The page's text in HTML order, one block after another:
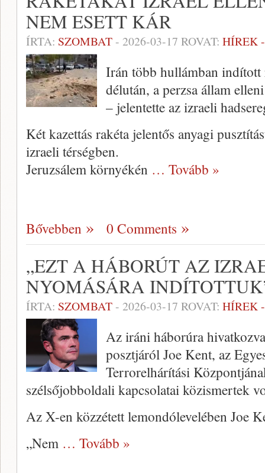
NEM ESETT KÁR
ÍRTA: SZOMBAT- 2026-03-17 ROVAT: HÍREK
Irán több hullámban indított
délután, a perzsa állam
– jelentette az izraeli
Két kazettás rakéta jelentős anyagi
izraeli térségben.
Jeruzsálem környékén … Tovább »
Bővebben 0 Comments
„EZT A HÁBORÚT AZ
NYOMÁSÁRA
ÍRTA: SZOMBAT- 2026-03-17 ROVAT: HÍREK
Az iráni háborúra
posztjáról Joe Kent, az
Terrorelhárítási
szélsőjobboldali kapcsolatai közismertek
Az X-en közzétett lemondólevelében Joe
„Nem … Tovább »